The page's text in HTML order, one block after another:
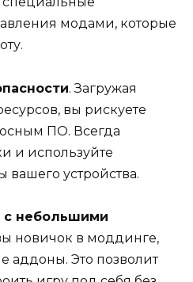
модами, которые
. Загружая
вы рискуете
ПО. Всегда
и используйте
вашего устройства.
с небольшими
новичок в моддинге,
аддоны. Это позволит